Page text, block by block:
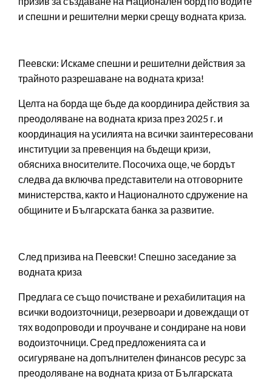
и спешни и решителни мерки срещу водната криза.
Пеевски: Искаме спешни и решителни действия за
трайното разрешаване на водната криза!
Целта на борда ще бъде да координира действия за
преодоляване на водната криза през 2025 г. и
координация на усилията на всички заинтересовани
институции за превенция на бъдещи кризи,
обясниха вносителите. Посочиха още, че бордът
следва да включва представители на отговорните
министерства, както и Националното сдружение на
общините и Българската банка за развитие.
След призива на Пеевски! Спешно заседание за
водната криза
Предлага се също почистване и рехабилитация на
всички водоизточници, резервоари и довеждащи от
тях водопроводи и проучване и сондиране на нови
водоизточници. Сред предложенията са и
осигуряване на допълнителен финансов ресурс за
преодоляване на водната криза от Българската